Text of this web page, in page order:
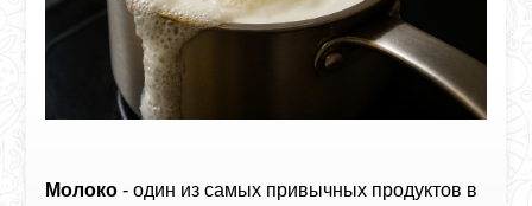
Молоко - один из самых привычных продуктов в